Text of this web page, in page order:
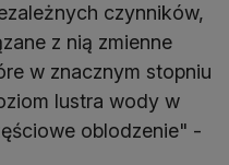
czynników,
z nią zmienne
w znacznym stopniu
lustra wody w
oblodzenie" -